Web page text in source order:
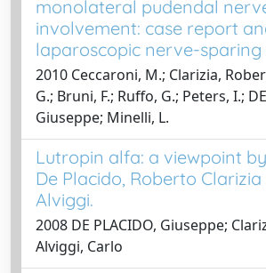
monolateral pudendal
involvement: case report
laparoscopic nerve-sparing
2010 Ceccaroni, M.; Clarizia,
G.; Bruni, F.; Ruffo, G.; Peters, I.;
Giuseppe; Minelli, L.
Lutropin alfa: a viewpoint
De Placido, Roberto
Alviggi.
2008 DE PLACIDO, Giuseppe;
Alviggi, Carlo